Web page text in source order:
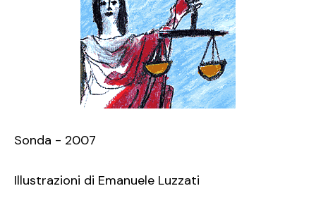
Sonda - 2007
Illustrazioni di Emanuele Luzzati